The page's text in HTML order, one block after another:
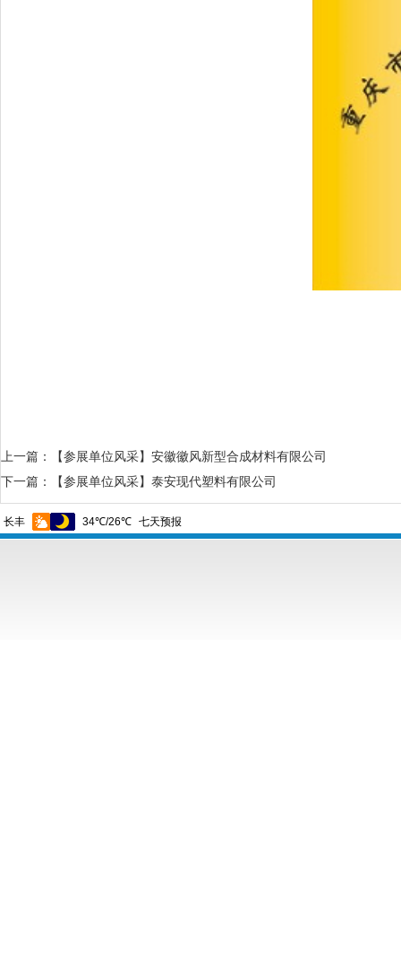
上一篇：
【参展单位风采】安徽徽风新型合成材料有限公司
下一篇：
【参展单位风采】泰安现代塑料有限公司